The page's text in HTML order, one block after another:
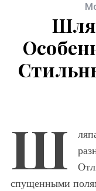
Ш
спущенными